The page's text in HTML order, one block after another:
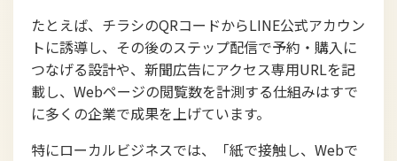
たとえば、チラシのQRコードからLINE公式アカウン
トに誘導し、その後のステップ配信で予約・購入に
つなげる設計や、新聞広告にアクセス専用URLを記
載し、Webページの閲覧数を計測する仕組みはすで
に多くの企業で成果を上げています。
特にローカルビジネスでは、「紙で接触し、Webで